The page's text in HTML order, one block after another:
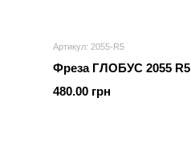
Артикул: 2055-R5
Фреза ГЛОБУС 2055 R5
480.00 грн